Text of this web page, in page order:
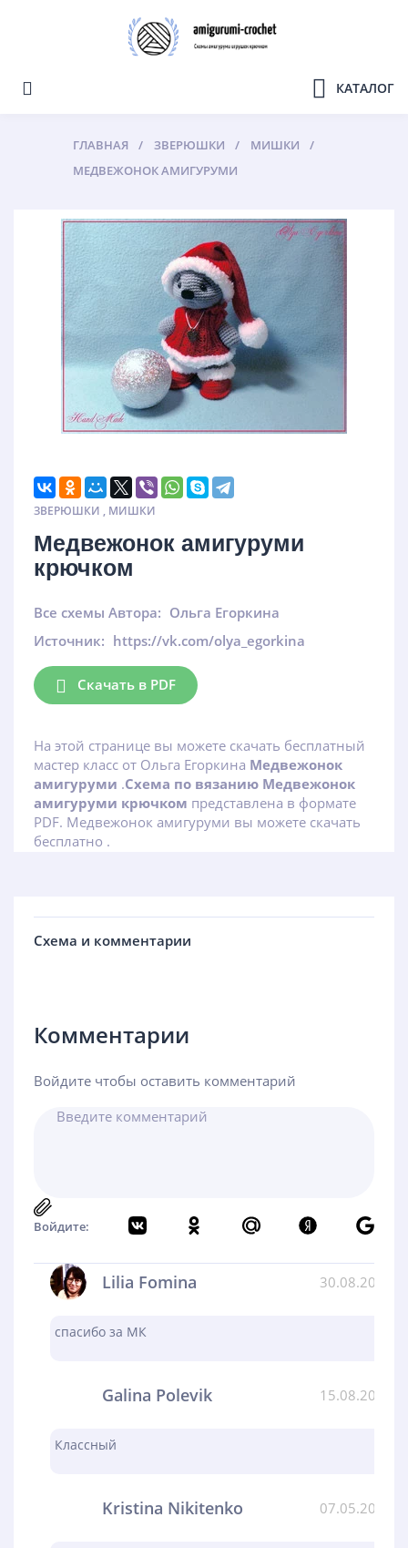
КАТАЛОГ
ГЛАВНАЯ ЗВЕРЮШКИ
МИШКИ
МЕДВЕЖОНОК АМИГУРУМИ
ЗВЕРЮШКИ , МИШКИ
Медвежонок амигуруми
крючком
Все схемы Автора: Ольга Егоркина
Источник: https://vk.com/olya_egorkina
Скачать в PDF
На этой странице вы можете скачать бесплатный
мастер класс от Ольга Егоркина Медвежонок
амигуруми .Схема по вязанию Медвежонок
амигуруми крючком представлена в формате
PDF. Медвежонок амигуруми вы можете скачать
бесплатно .
Схема и комментарии
Комментарии
Войдите чтобы оставить комментарий
Войдите:
Lilia Fomina 30.08.2024
спасибо за МК
Galina Polevik 15.08.2024
Классный
Kristina Nikitenko 07.05.2024